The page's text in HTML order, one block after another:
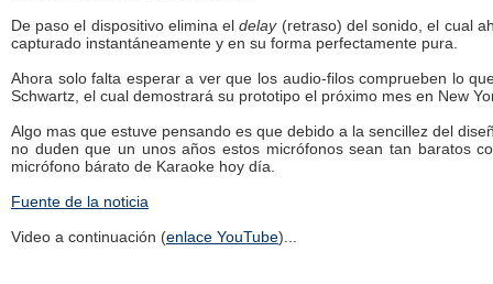
De paso el dispositivo elimina eldelay(retraso) del sonido, el cual
capturado instantáneamente y en su forma perfectamente pura.
Ahora solo falta esperar a ver que los audio-filos comprueben lo
Schwartz, el cual demostrará su prototipo el próximo mes en New
Algo mas que estuve pensando es que debido a la sencillez del
no duden que un unos años estos micrófonos sean tan baratos
micrófono bárato de Karaoke hoy día.
Fuente de la noticia
Video a continuación (enlace YouTube)...